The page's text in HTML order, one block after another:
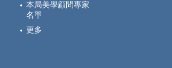
本局美學顧問專家
名單
更多